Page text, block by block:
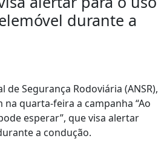
durante a
de Segurança Rodoviária (ANSR),
na quarta-feira a campanha “Ao
esperar”, que visa alertar
a condução.